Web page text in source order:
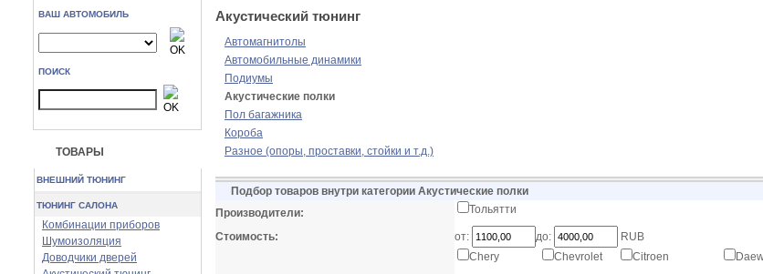
ВАШ АВТОМОБИЛЬ
ПОИСК
ТОВАРЫ
ВНЕШНИЙ ТЮНИНГ
ТЮНИНГ САЛОНА
Комбинации приборов
Шумоизоляция
Доводчики дверей
Акустический тюнинг
Автомагнитолы
Автомобильные динамики
Подиумы
Акустические полки
Пол багажника
Короба
Разное (опоры, проставки, стойки и т.д.)
Подбор товаров внутри категории Акустические полки
Производители:
Тольятти
Стоимость: от: до: RUB
Chery Chevrolet Citroen